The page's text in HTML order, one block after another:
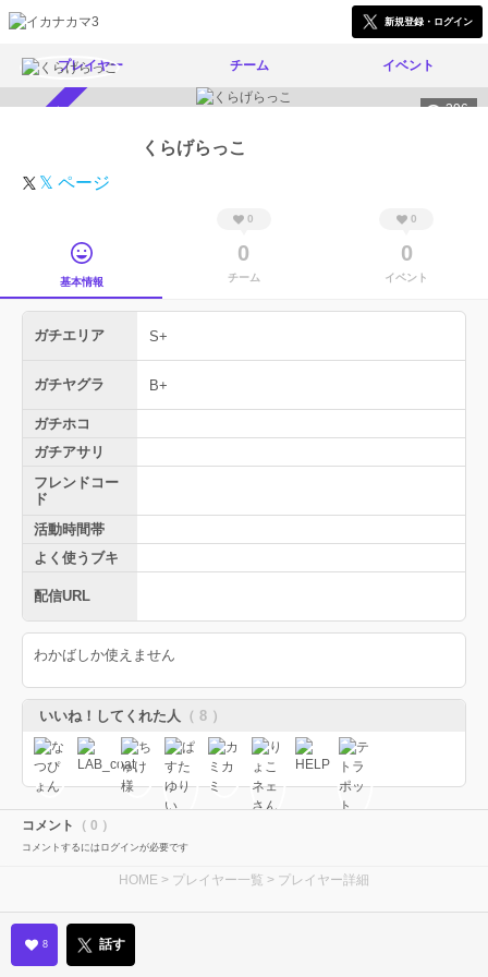
新規登録・ログイン
プレイヤー チーム イベント
396
くらげらっこ
𝕏 ページ
基本情報
0
0
チーム
0
0
イベント
ガチエリア S+
ガチヤグラ B+
ガチホコ
ガチアサリ
フレンドコー
ド
活動時間帯
よく使うブキ
配信URL
わかばしか使えません
いいね！してくれた人 （ 8 ）
コメント （ 0 ）
コメントするにはログインが必要です
HOME > プレイヤー一覧 > プレイヤー詳細
8 話す